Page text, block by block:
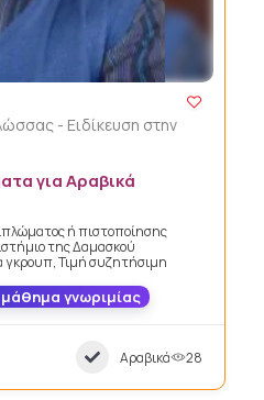
- Ειδίκευση στην
για Αραβικά
ή πιστοποίησης
της Δαμασκού
Τιμή συζητήσιμη
μάθημα γνωριμίας
Αραβικά 28